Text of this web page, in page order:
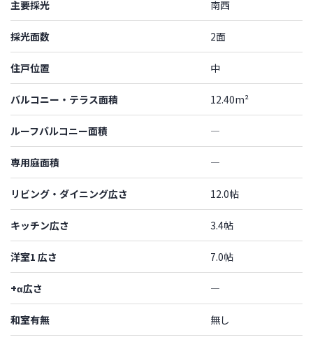
主要採光 南西
採光面数 2面
住戸位置 中
バルコニー・テラス面積 12.40m²
ルーフバルコニー面積 ―
専用庭面積 ―
リビング・ダイニング広さ 12.0帖
キッチン広さ 3.4帖
洋室1 広さ 7.0帖
+α広さ ―
和室有無 無し